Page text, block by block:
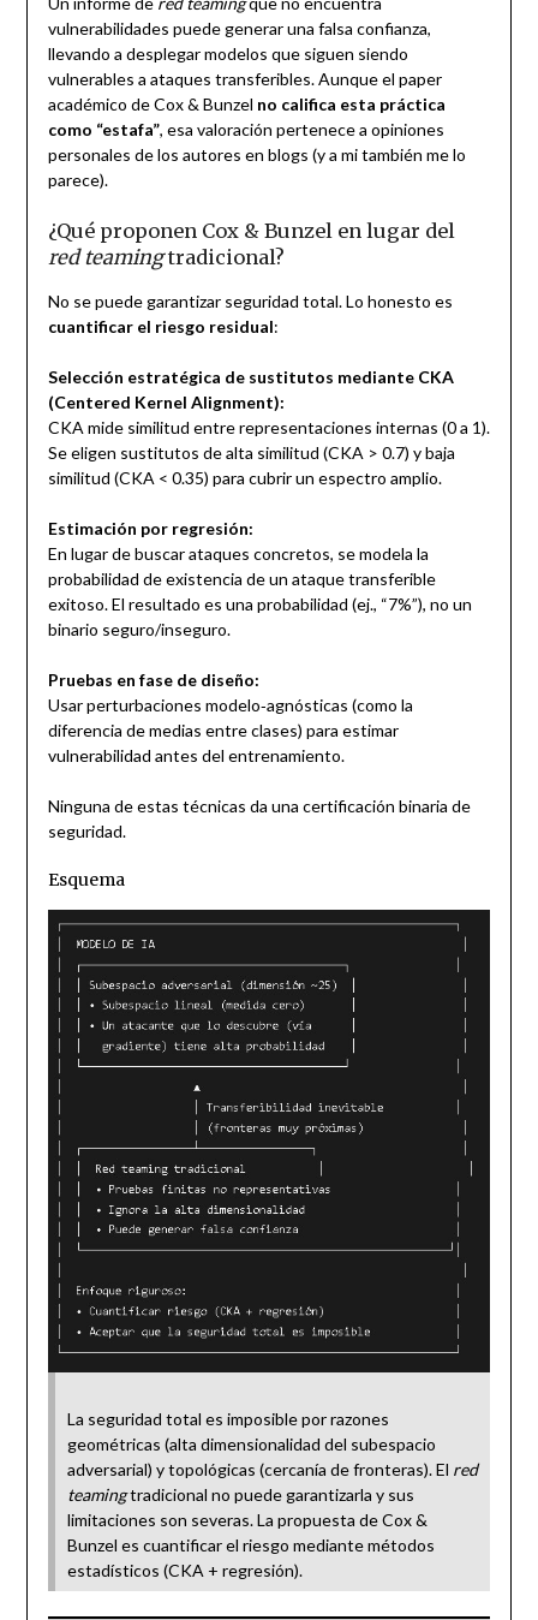
vulnerabilidades puede generar una falsa confianza,
llevando a desplegar modelos que siguen siendo
vulnerables a ataques transferibles. Aunque el paper
académico de Cox & Bunzel no califica esta práctica
como “estafa”, esa valoración pertenece a opiniones
personales de los autores en blogs (y a mi también me lo
parece).
¿Qué proponen Cox & Bunzel en lugar del
red teamingtradicional?
No se puede garantizar seguridad total. Lo honesto es
cuantificar el riesgo residual:
Selección estratégica de sustitutos mediante CKA
(Centered Kernel Alignment):
CKA mide similitud entre representaciones internas (0 a 1).
Se eligen sustitutos de alta similitud (CKA > 0.7) y baja
similitud (CKA < 0.35) para cubrir un espectro amplio.
Estimación por regresión:
En lugar de buscar ataques concretos, se modela la
probabilidad de existencia de un ataque transferible
exitoso. El resultado es una probabilidad (ej., “7%”), no un
binario seguro/inseguro.
Pruebas en fase de diseño:
Usar perturbaciones modelo‑agnósticas (como la
diferencia de medias entre clases) para estimar
vulnerabilidad antes del entrenamiento.
Ninguna de estas técnicas da una certificación binaria de
seguridad.
Esquema
La seguridad total es imposible por razones
geométricas (alta dimensionalidad del subespacio
adversarial) y topológicas (cercanía de fronteras). El red
teamingtradicional no puede garantizarla y sus
limitaciones son severas. La propuesta de Cox &
Bunzel es cuantificar el riesgo mediante métodos
estadísticos (CKA + regresión).